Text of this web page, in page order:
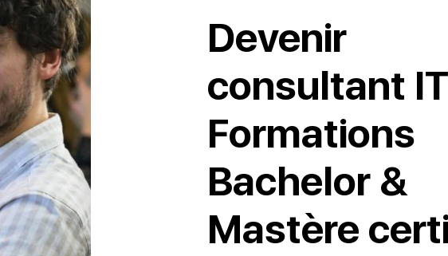
Devenir
consultant
Formations
Bachelor &
Mastère